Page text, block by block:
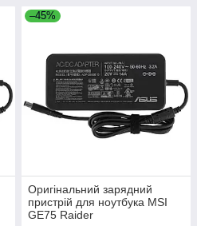
–45%
Оригінальний зарядний
пристрій для ноутбука MSI
GE75 Raider